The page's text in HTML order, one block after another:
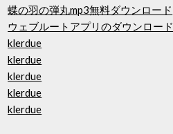
蝶の羽の弾丸mp3無料ダウンロード
ウェブルートアプリのダウンロード
klerdue
klerdue
klerdue
klerdue
klerdue